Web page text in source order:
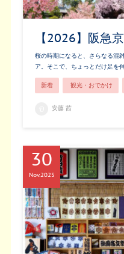
【2026】阪急
桜の時期になると、さらなる混
ア。そこで、ちょっとだけ足を
新着 観光・おでかけ
安藤 茜
30
Nov2025